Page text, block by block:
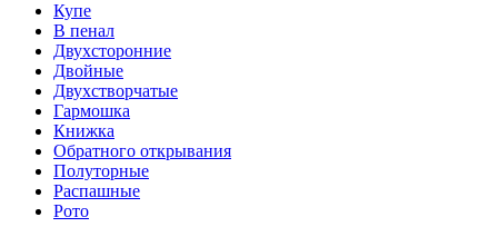
Купе
В пенал
Двухсторонние
Двойные
Двухстворчатые
Гармошка
Книжка
Обратного открывания
Полуторные
Распашные
Рото